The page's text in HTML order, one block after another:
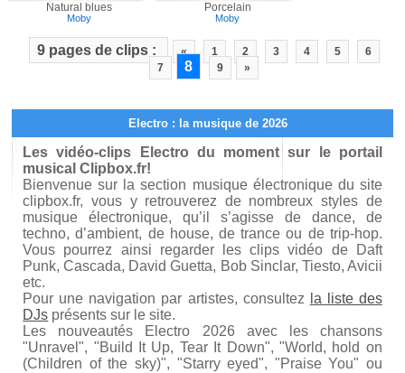
Natural blues
Moby
Porcelain
Moby
9 pages de clips : « 1 2 3 4 5
6
7
8 9 »
Electro : la musique de 2026
Les vidéo-clips Electro du moment sur le portail
musical Clipbox.fr!
Bienvenue sur la section musique électronique du site
clipbox.fr, vous y retrouverez de nombreux styles de
musique électronique, qu’il s’agisse de dance, de
techno, d’ambient, de house, de trance ou de trip-hop.
Vous pourrez ainsi regarder les clips vidéo de Daft
Punk, Cascada, David Guetta, Bob Sinclar, Tiesto, Avicii
etc.
Pour une navigation par artistes, consultez
la liste des
DJs présents sur le site.
Les nouveautés Electro 2026 avec les chansons
"Unravel", "Build It Up, Tear It Down", "World, hold on
(Children of the sky)", "Starry eyed", "Praise You" ou